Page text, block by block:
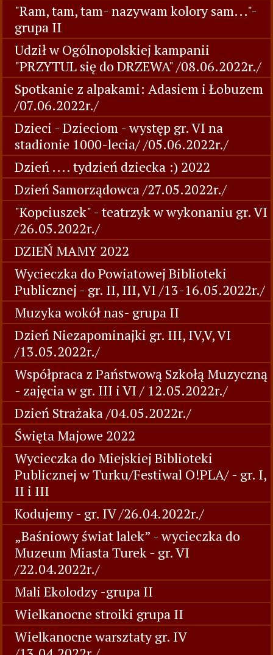
"Ram, tam, tam- nazywam kolory sam..."-
grupa II
Udził w Ogólnopolskiej kampanii
"PRZYTUL się do DRZEWA" /08.06.2022r./
Spotkanie z alpakami: Adasiem i Łobuzem
/07.06.2022r./
Dzieci - Dzieciom - występ gr. VI na
stadionie 1000-lecia/ /05.06.2022r./
Dzień .... tydzień dziecka :) 2022
Dzień Samorządowca /27.05.2022r./
"Kopciuszek" - teatrzyk w wykonaniu gr. VI
/26.05.2022r./
DZIEŃ MAMY 2022
Wycieczka do Powiatowej Biblioteki
Publicznej - gr. II, III, VI /13-16.05.2022r./
Muzyka wokół nas- grupa II
Dzień Niezapominajki gr. III, IV,V, VI
/13.05.2022r./
Współpraca z Państwową Szkołą Muzyczną
- zajęcia w gr. III i VI / 12.05.2022r./
Dzień Strażaka /04.05.2022r./
Święta Majowe 2022
Wycieczka do Miejskiej Biblioteki
Publicznej w Turku/Festiwal O!PLA/ - gr. I,
II i III
Kodujemy - gr. IV /26.04.2022r./
„Baśniowy świat lalek” - wycieczka do
Muzeum Miasta Turek - gr. VI
/22.04.2022r./
Mali Ekolodzy -grupa II
Wielkanocne stroiki grupa II
Wielkanocne warsztaty gr. IV